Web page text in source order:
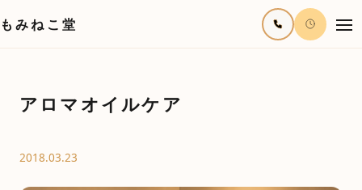
もみねこ堂
アロマオイルケア
2018.03.23